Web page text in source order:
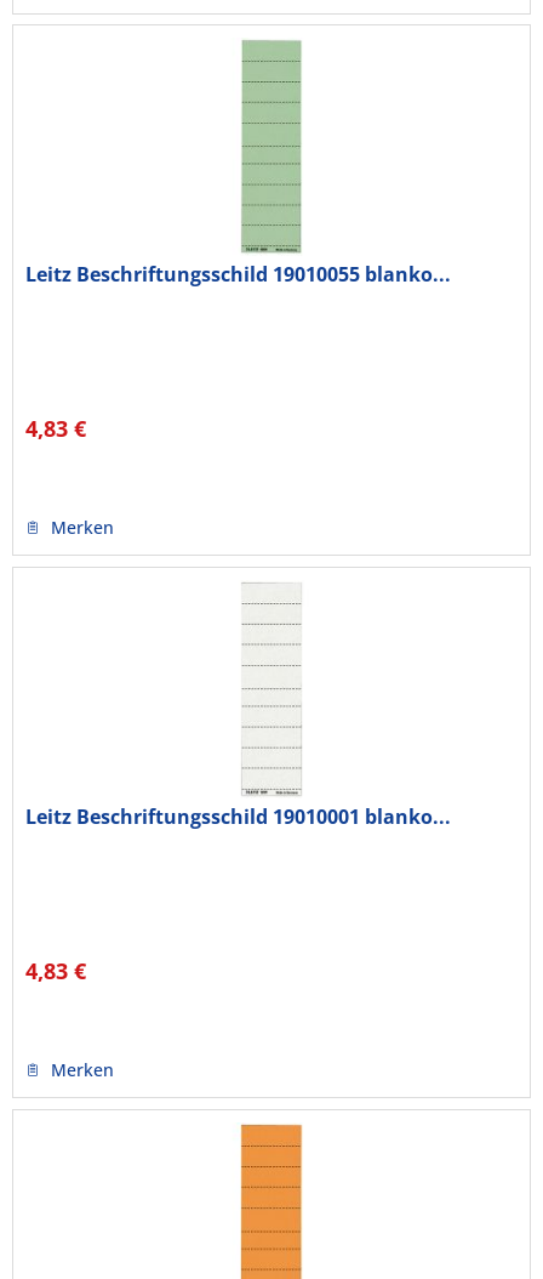
Leitz Beschriftungsschild 19010055 blanko...
4,83 €
Merken
Leitz Beschriftungsschild 19010001 blanko...
4,83 €
Merken